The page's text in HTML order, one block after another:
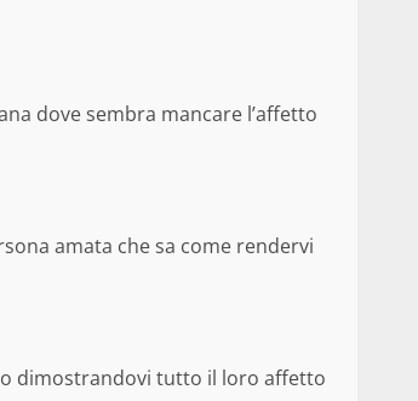
dove sembra mancare l’affetto
amata che sa come rendervi
dimostrandovi tutto il loro affetto